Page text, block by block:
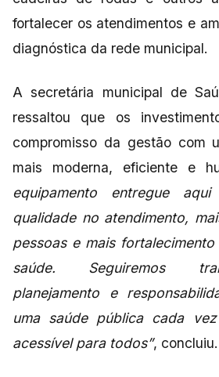
fortalecer os atendimentos e
diagnóstica da rede municipal.
A secretária municipal de
ressaltou que os
compromisso da gestão com
mais moderna, eficiente e
equipamento entregue
qualidade no atendimento,
pessoas e mais
saúde. Seguiremos
planejamento e
uma saúde pública cada
acessível para todos”, concluiu.